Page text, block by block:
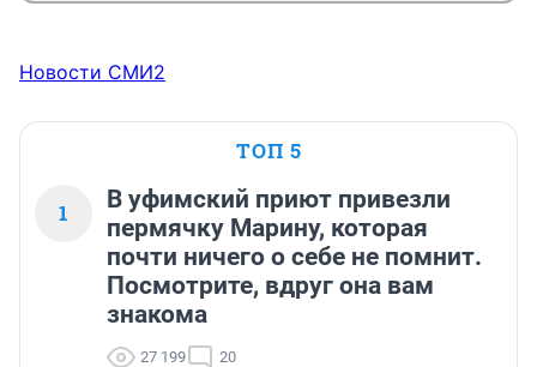
Новости СМИ2
ТОП 5
1
В уфимский приют привезли
пермячку Марину, которая
почти ничего о себе не помнит.
Посмотрите, вдруг она вам
знакома
27 199 20